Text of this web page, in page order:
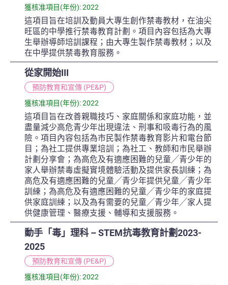
獲核准項目(年份): 2022
這項目旨在培訓及動員大專生創作禁毒教材，在油尖
旺區的中學推行禁毒教育計劃。項目內容包括為大專
生舉辦導師培訓課程；由大專生製作禁毒教材；以及
在中學提供禁毒教育服務。
從家開始III
預防教育和宣傳 (PE&P)
獲核准項目(年份): 2022
這項目旨在改善親職技巧、家庭關係和家庭功能，並
盡量減少高危青少年出現違法、刑事和吸毒行為的風
險。項目內容包括為市民製作禁毒教育影片和電台節
目；為社工提供專業培訓；為社工、教師和市民舉辦
計劃分享會；為高危及有適應困難的兒童╱青少年的
家人舉辦禁毒虛擬實境體驗活動及提供家長訓練；為
高危及有適應困難的兒童╱青少年提供兒童╱青少年
訓練；為高危及有適應困難的兒童╱青少年的家庭提
供家庭訓練；以及為有需要的兒童╱青少年╱家人提
供健康管理、醫療支援、輔導和支援服務。
動手「毒」理科 – STEM抗毒教育計劃2023-
2025
預防教育和宣傳 (PE&P)
獲核准項目(年份): 2022